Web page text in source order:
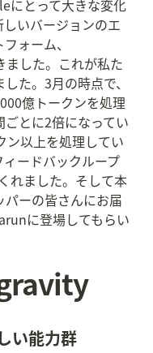
にとって大きな変化
いバージョンのエ
ォーム、
した。これが私た
た。3月の時点で、
億トークンを処理
とに2倍になってい
ン以上を処理してい
ードバックループ
れました。そして本
ーの皆さんにお届
に登場してもらい
い能力群